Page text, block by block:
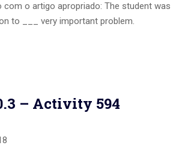
o artigo apropriado: The student was
to ___ very important problem.
– Activity 594